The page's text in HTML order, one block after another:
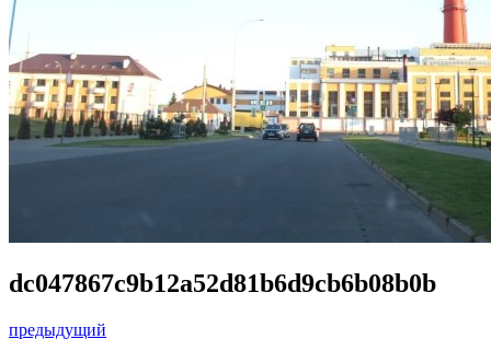
dc047867c9b12a52d81b6d9cb6b08b0b
предыдущий